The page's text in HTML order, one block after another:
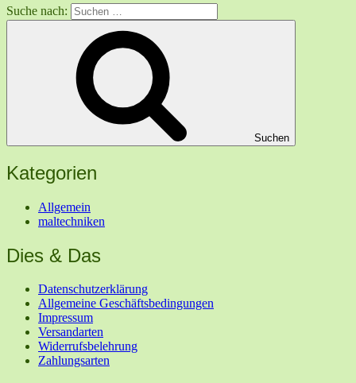
Suche nach:
Suchen
Kategorien
Allgemein
maltechniken
Dies & Das
Datenschutzerklärung
Allgemeine Geschäftsbedingungen
Impressum
Versandarten
Widerrufsbelehrung
Zahlungsarten